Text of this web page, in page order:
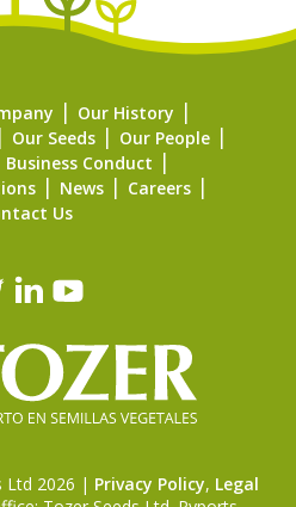
Our History
Our Seeds
Our People
Business Conduct
News
Careers
Us
Ltd 2026 | Privacy Policy, Legal